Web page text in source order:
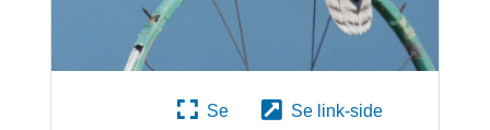
Se
Se link-side